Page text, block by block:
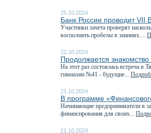
25.10.2024
Банк России проводит VII
Участники зачета проверят
восполнить пробелы в знаниях....
22.10.2024
Продолжается
На этот раз состоялась встреча
гимназии №41 - будущие...
21.10.2024
В программе
Начинающие предприниматели в
финансирования для своих...
21.10.2024